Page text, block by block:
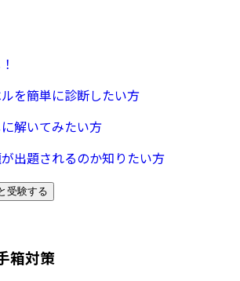
を簡単に診断したい方
解いてみたい方
出題されるのか知りたい方
受験する
箱対策